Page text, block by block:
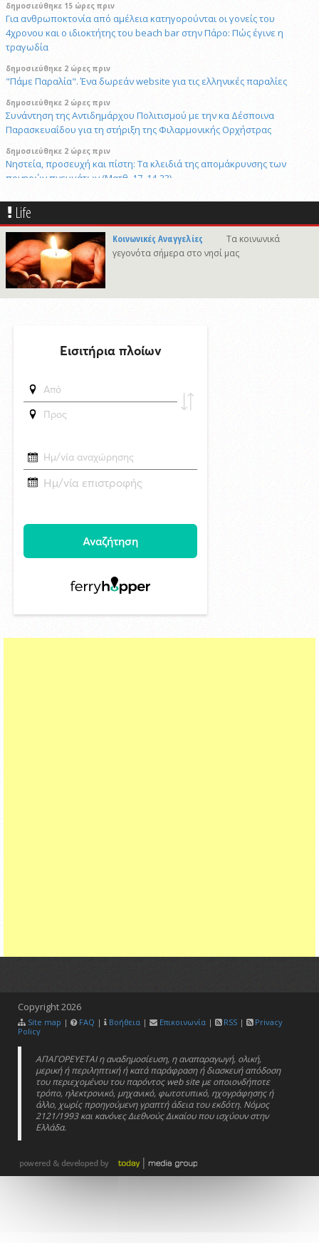
δημοσιεύθηκε 15 ώρες πριν
Για ανθρωποκτονία από αμέλεια κατηγορούνται οι γονείς του
4χρονου και ο ιδιοκτήτης του beach bar στην Πάρο: Πώς έγινε η
τραγωδία
δημοσιεύθηκε 2 ώρες πριν
"Πάμε Παραλία". Ένα δωρεάν website για τις ελληνικές παραλίες
δημοσιεύθηκε 2 ώρες πριν
Συνάντηση της Αντιδημάρχου Πολιτισμού με την κα Δέσποινα
Παρασκευαΐδου για τη στήριξη της Φιλαρμονικής Ορχήστρας
δημοσιεύθηκε 2 ώρες πριν
Νηστεία, προσευχή και πίστη: Τα κλειδιά της απομάκρυνσης των
πονηρών πνευμάτων (Ματθ. 17, 14-23)
δημοσιεύθηκε 22 ώρες πριν
Σύλληψη 31χρονου σε bar για ηχορύπανση και παραβίαση ωραρίου
στη Σύρο
δημοσιεύθηκε 2 ώρες πριν
Νάξος: Το μοναδικό νησί των Κυκλάδων χωρίς προστασία από τις
ανεμογεννήτριες — Γιατί;
δημοσιεύθηκε 14 ώρες πριν
στην Άνω Σύρο
29/4/2026 18:53
CNN: Ο κορυφαίος στρατηγός του Τραμπ αναζητά διέξοδο από τον
Life
Κοινωνικές Αναγγελίες
Τα κοινωνικά
γεγονότα σήμερα στο νησί μας
Copyright2026
Site map | FAQ | Βοήθεια | Επικοινωνία | RSS |
Privacy
Policy
ΑΠΑΓΟΡΕΥΕΤΑΙ η αναδημοσίευση, η αναπαραγωγή, ολική,
μερική ή περιληπτική ή κατά παράφραση ή διασκευή απόδοση
του περιεχομένου του παρόντος web site με οποιονδήποτε
τρόπο, ηλεκτρονικό, μηχανικό, φωτοτυπικό, ηχογράφησης ή
άλλο, χωρίς προηγούμενη γραπτή άδεια του εκδότη. Νόμος
2121/1993 και κανόνες Διεθνούς Δικαίου που ισχύουν στην
Ελλάδα.